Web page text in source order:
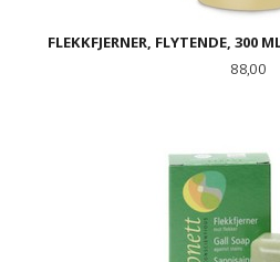
FLEKKFJERNER, FLYTENDE, 300
Pris
88,00